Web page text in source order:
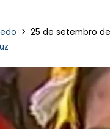
25 de setembro